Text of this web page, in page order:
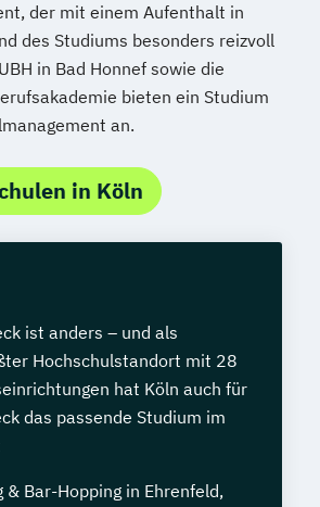
der mit einem Aufenthalt in
des Studiums besonders reizvoll
in Bad Honnef sowie die
bieten ein Studium
an.
in Köln
ist anders – und als
Hochschulstandort mit 28
hat Köln auch für
das passende Studium im
& Bar-Hopping in Ehrenfeld,